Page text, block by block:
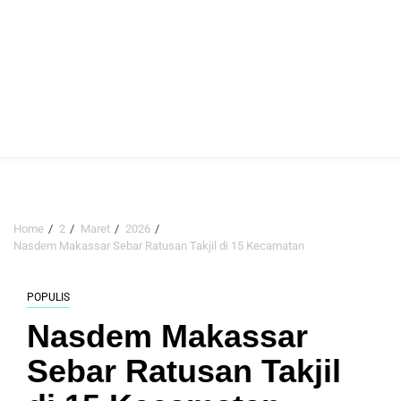
Home 2 Maret
2026
Nasdem Makassar Sebar Ratusan Takjil di 15 Kecamatan
POPULIS
Nasdem Makassar
Sebar Ratusan Takjil